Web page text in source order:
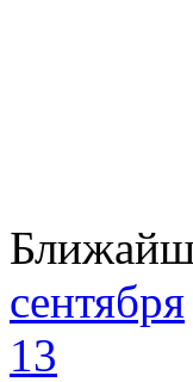
сентября
13